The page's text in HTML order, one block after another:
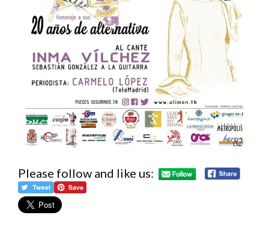
Please follow and like us: